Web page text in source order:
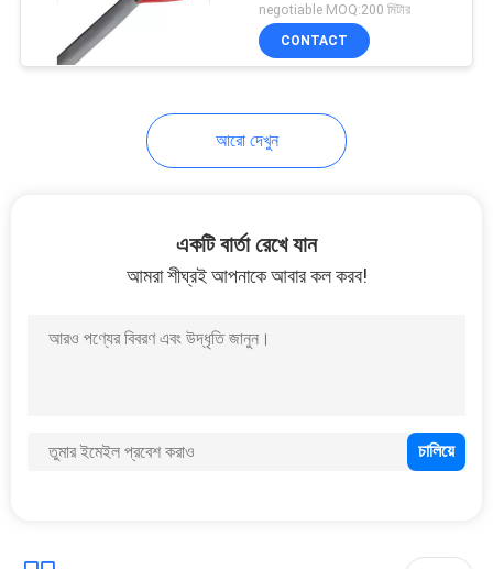
ফায়ার রেজিস্ট্যান্ট কেবল
কেবল
negotiable MOQ:200 মিটার
CONTACT
আরো দেখুন
একটি বার্তা রেখে যান
আমরা শীঘ্রই আপনাকে আবার কল করব!